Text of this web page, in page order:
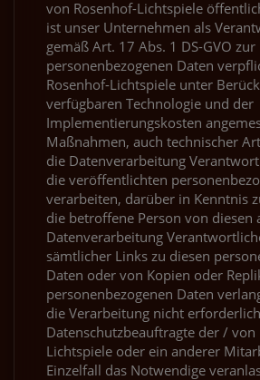
von Rosenhof-Lichtspiele
ist unser Unternehmen als
gemäß Art. 17 Abs. 1 DS-GVO
personenbezogenen Daten
Rosenhof-Lichtspiele unter
verfügbaren Technologie und der
Implementierungskosten
Maßnahmen, auch technischer
die Datenverarbeitung
die veröffentlichten
verarbeiten, darüber in Kenntnis
die betroffene Person von diesen
Datenverarbeitung
sämtlicher Links zu diesen
Daten oder von Kopien oder
personenbezogenen Daten
die Verarbeitung nicht
Datenschutzbeauftragte der / von
Lichtspiele oder ein anderer
Einzelfall das Notwendige